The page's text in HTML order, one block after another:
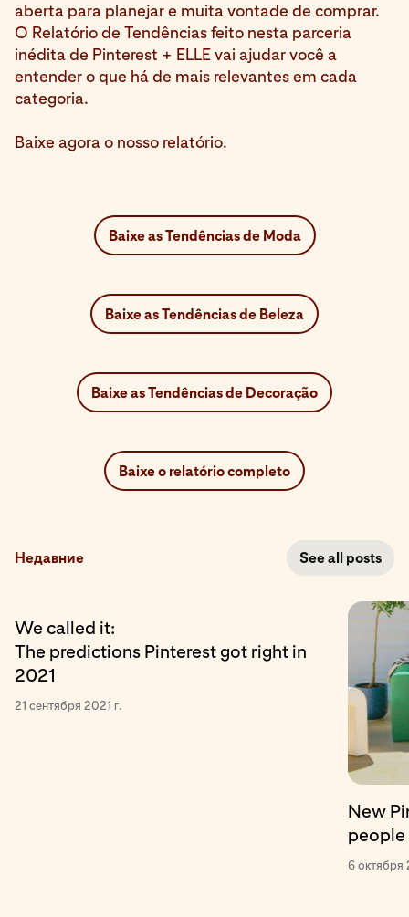
aberta para planejar e muita vontade de comprar.
O Relatório de Tendências feito nesta parceria
inédita de Pinterest + ELLE vai ajudar você a
entender o que há de mais relevantes em cada
categoria.
Baixe agora o nosso relatório.
Baixe as Tendências de Moda
Baixe as Tendências de Beleza
Baixe as Tendências de Decoração
Baixe o relatório completo
Недавние See all posts
We called it:
The predictions Pinterest got right in
2021
21 сентября 2021 г.
New
6 октября